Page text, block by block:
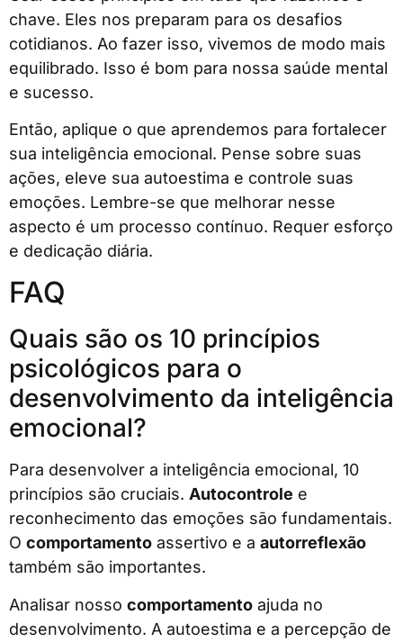
chave. Eles nos preparam para os desafios
cotidianos. Ao fazer isso, vivemos de modo mais
equilibrado. Isso é bom para nossa saúde mental
e sucesso.
Então, aplique o que aprendemos para fortalecer
sua inteligência emocional. Pense sobre suas
ações, eleve sua autoestima e controle suas
emoções. Lembre-se que melhorar nesse
aspecto é um processo contínuo. Requer esforço
e dedicação diária.
FAQ
Quais são os 10 princípios
psicológicos para o
desenvolvimento da inteligência
emocional?
Para desenvolver a inteligência emocional, 10
princípios são cruciais. Autocontrole e
reconhecimento das emoções são fundamentais.
O comportamento assertivo e a autorreflexão
também são importantes.
Analisar nosso comportamento ajuda no
desenvolvimento. A autoestima e a percepção de